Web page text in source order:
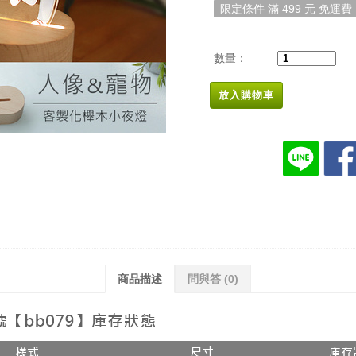
限定條件 滿 499 元 免運費
數量：
放入購物車
商品描述 問與答 (0)